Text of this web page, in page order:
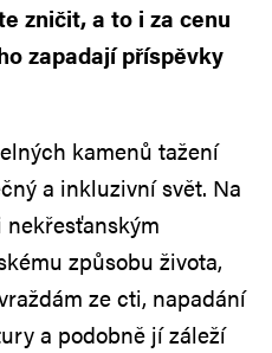
zničit, a to i za cenu
zapadají příspěvky
kamenů tažení
a inkluzivní svět. Na
způsobu života,
ze cti, napadání
a podobně jí záleží